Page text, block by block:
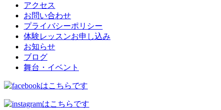
アクセス
お問い合わせ
プライバシーポリシー
体験レッスンお申し込み
お知らせ
ブログ
舞台・イベント